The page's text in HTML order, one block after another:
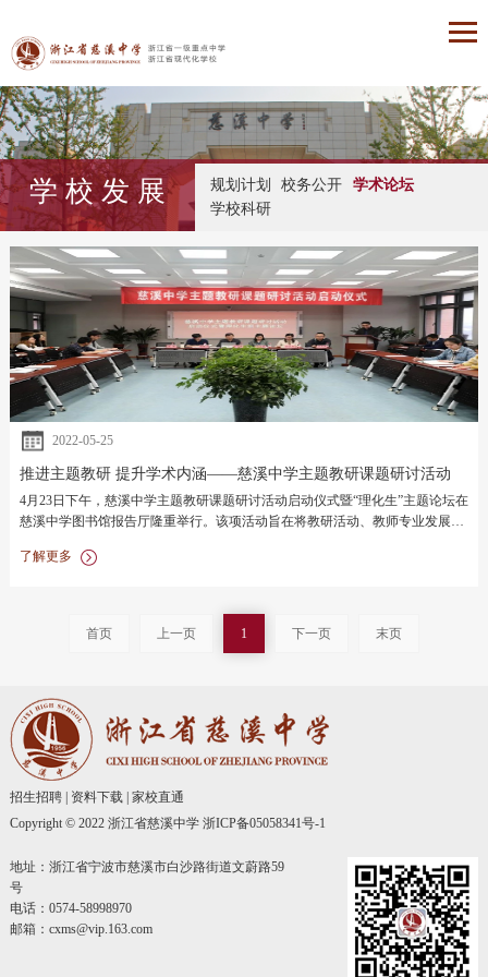
学 校 发 展 规划计划 校务公开
学术论坛
学校科研
2022-05-25
推进主题教研 提升学术内涵——慈溪中学主题教研课题研讨活动
4月23日下午，慈溪中学主题教研课题研讨活动启动仪式暨“理化生”主题论坛在
慈溪中学图书馆报告厅隆重举行。该项活动旨在将教研活动、教师专业发展与
为“学术型”高中建设提供支持。本次活动特别邀请了浙江省化学学科教研员任
了解更多
首页 上一页 1 下一页 末页
招生招聘| 资料下载 | 家校直通
Copyright © 2022 浙江省慈溪中学 浙ICP备05058341号-1
地址：浙江省宁波市慈溪市白沙路街道文蔚路59
号
电话：0574-58998970
邮箱：cxms@vip.163.com